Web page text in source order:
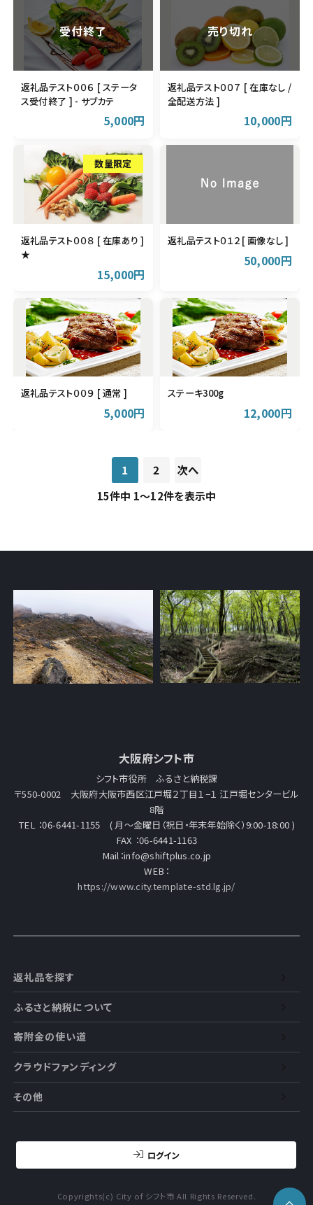
返礼品テスト００６ [ ステータ
ス受付終了 ] - サブカテ
5,000円
返礼品テスト００７ [ 在庫なし /
全配送方法 ]
10,000円
返礼品テスト００８ [ 在庫あり ]
★
15,000円
返礼品テスト０１２[ 画像なし ]
50,000円
返礼品テスト００９ [ 通常 ]
5,000円
ステーキ300g
12,000円
1 2 次へ
15件中 1～12件を表示中
大阪府シフト市
シフト市役所 ふるさと納税課
〒550-0002 大阪府大阪市西区江戸堀２丁目１−１ 江戸堀センタービル
8階
TEL ：06-6441-1155 ( 月～金曜日（祝日・年末年始除く）9:00-18:00 )
FAX ：06-6441-1163
Mail：info@shiftplus.co.jp
WEB：
https://www.city.template-std.lg.jp/
返礼品を探す
ふるさと納税について
寄附金の使い道
クラウドファンディング
その他
ログイン
Copyrights(c) City of シフト市 All Rights Reserved.